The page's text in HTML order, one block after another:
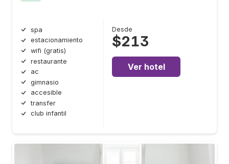
spa
estacionamiento
wifi (gratis)
restaurante
ac
gimnasio
accesible
transfer
club infantil
Desde
$213
Ver hotel